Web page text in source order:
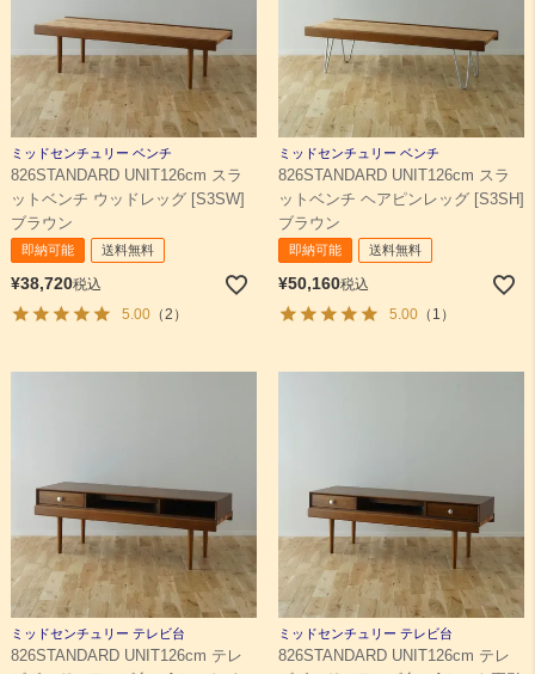
ミッドセンチュリー ベンチ
826STANDARD UNIT126cm スラ
ットベンチ ウッドレッグ [S3SW]
ブラウン
即納可能 送料無料
¥38,720税込
5.00（2）
ミッドセンチュリー ベンチ
826STANDARD UNIT126cm スラ
ットベンチ ヘアピンレッグ [S3SH]
ブラウン
即納可能 送料無料
¥50,160税込
5.00（1）
ミッドセンチュリー テレビ台
826STANDARD UNIT126cm テレ
ミッドセンチュリー テレビ台
826STANDARD UNIT126cm テレ